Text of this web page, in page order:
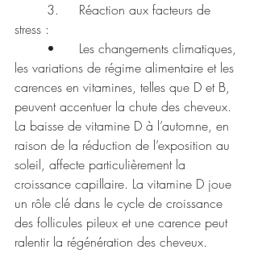
stress :
les variations de régime alimentaire et les
carences en vitamines, telles que D et B,
peuvent accentuer la chute des cheveux.
La baisse de vitamine D à l’automne, en
raison de la réduction de l’exposition au
soleil, affecte particulièrement la
croissance capillaire. La vitamine D joue
un rôle clé dans le cycle de croissance
des follicules pileux et une carence peut
ralentir la régénération des cheveux.